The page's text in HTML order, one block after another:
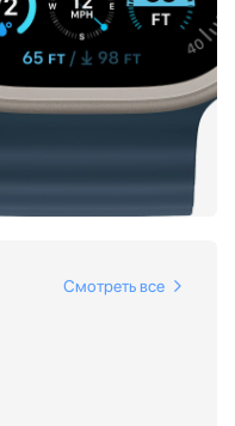
Смотреть все